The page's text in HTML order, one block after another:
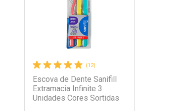
(12)
Escova de Dente Sanifill
Extramacia Infinite 3
Unidades Cores Sortidas